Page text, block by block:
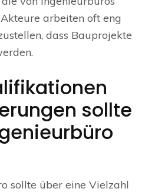
arbeiten oft eng
dass Bauprojekte
sollte
sollte über eine Vielzahl